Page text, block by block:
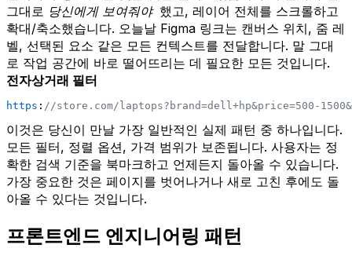
그대로 당신에게 보여줘야 했고, 레이어 전체를 스크롤하고
확대/축소했습니다. 오늘날 Figma 링크는 캔버스 위치, 줌 레
벨, 선택된 요소 같은 모든 컨텍스트를 전달합니다. 말 그대
로 작업 공간에 바로 떨어뜨리는 데 필요한 모든 것입니다.
전자상거래 필터
https : //store.com/laptops?brand=dell+hp&price=500-
이것은 당신이 만날 가장 일반적인 실제 패턴 중 하나입니다.
모든 필터, 정렬 옵션, 가격 범위가 보존됩니다. 사용자는 정
확한 검색 기준을 북마크하고 언제든지 돌아올 수 있습니다.
가장 중요한 것은 페이지를 벗어나거나 새로 고친 후에도 돌
아올 수 있다는 것입니다.
프론트엔드 엔지니어링 패턴